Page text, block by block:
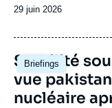
Date
publication
29 juin 2026
Briefings
Image
principale
Stabilité
vue
nucléaire